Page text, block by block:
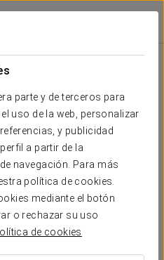
parte y de terceros para
uso de la web, personalizar
y publicidad
a partir de la
navegación. Para más
política de cookies.
mediante el botón
o rechazar su uso
de cookies
que necesitas
Palacio de Cristalrompen
alojamiento, creando una
exclusividad. El mobiliario y la
contecnología puntera
cromoterapia para que cada
de su habitación.
se centran en la experiencia
y